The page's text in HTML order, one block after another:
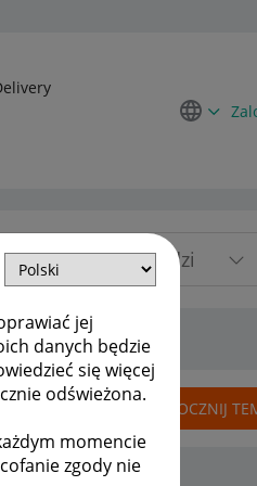
jej
danych będzie
się więcej
odświeżona.
momencie
zgody nie
ROZPOCZNIJ